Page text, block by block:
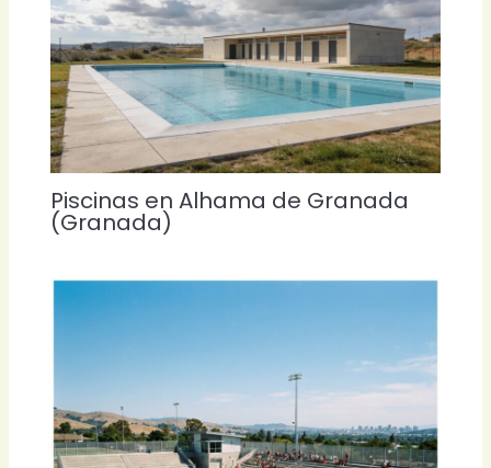
Piscinas en Alhama de Granada
(Granada)